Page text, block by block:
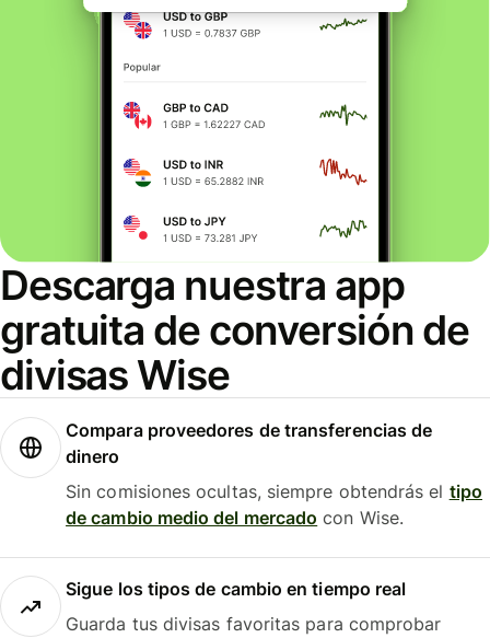
Descarga nuestra app
gratuita de conversión de
divisas Wise
Compara proveedores de transferencias de
dinero
Sin comisiones ocultas, siempre obtendrás el tipo
de cambio medio del mercado con Wise.
Sigue los tipos de cambio en tiempo real
Guarda tus divisas favoritas para comprobar